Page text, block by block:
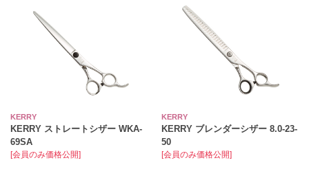
KERRY
KERRY ストレートシザー WKA-
69SA
[会員のみ価格公開]
KERRY
KERRY ブレンダーシザー 8.0-23-
50
[会員のみ価格公開]